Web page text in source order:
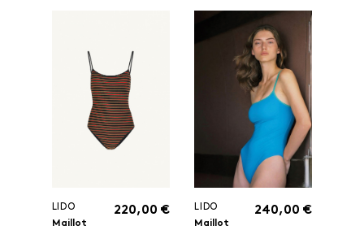
LIDO
Maillot
220,00 €
LIDO
Maillot
240,00 €